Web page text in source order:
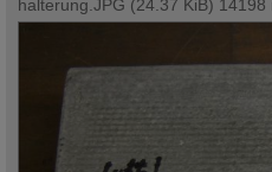
halterung.JPG (24.37 KiB)